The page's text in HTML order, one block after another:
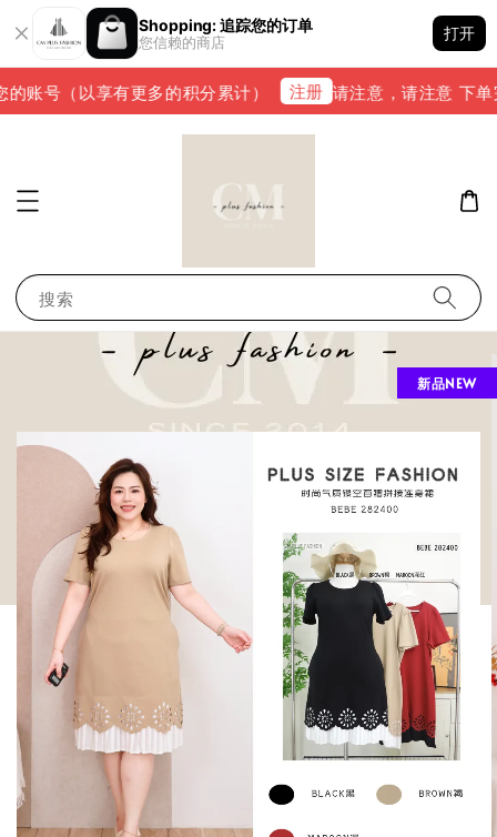
Shopping: 追踪您的订单
您信赖的商店
打开
账号（以享有更多的积分累计） 注册 请注意，请注意 下单
搜索
新品NEW